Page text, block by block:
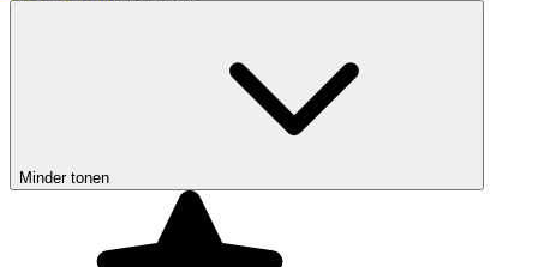
Minder tonen